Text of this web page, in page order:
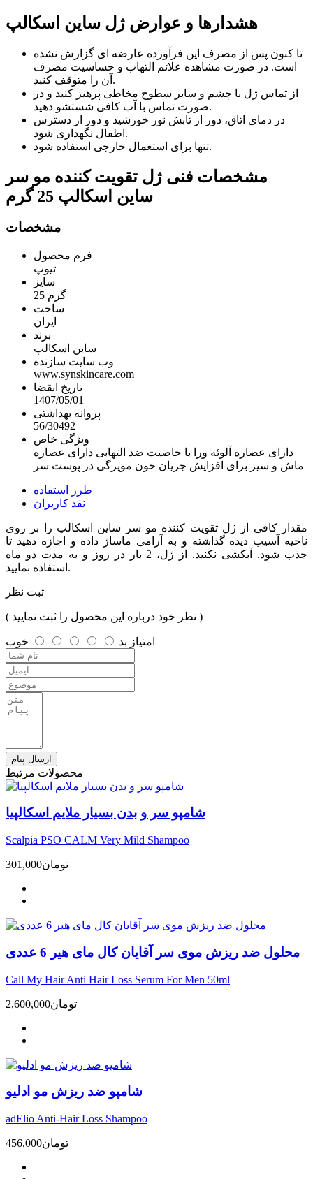
هشدارها و عوارض ژل ساین اسکالپ
تا کنون پس از مصرف این فرآورده عارضه ای گزارش نشده
است. در صورت مشاهده علائم التهاب و حساسیت مصرف
آن را متوقف کنید.
از تماس ژل با چشم و سایر سطوح مخاطی پرهیز کنید و در
صورت تماس با آب کافی شستشو دهید.
در دمای اتاق، دور از تابش نور خورشید و دور از دسترس
اطفال نگهداری شود.
تنها برای استعمال خارجی استفاده شود.
مشخصات فنی ژل تقویت کننده مو سر
ساین اسکالپ 25 گرم
مشخصات
فرم محصول
تیوپ
سایز
25 گرم
ساخت
ایران
برند
ساین اسکالپ
وب سایت سازنده
www.synskincare.com
تاریخ انقضا
1407/05/01
پروانه بهداشتی
56/30492
ویژگی خاص
دارای عصاره آلوئه ورا با خاصیت ضد التهابی دارای عصاره
ماش و سیر برای افزایش جریان خون مویرگی در پوست سر
طرز استفاده
نقد کاربران
مقدار کافی از ژل تقویت کننده مو سر ساین اسکالپ را بر روی
ناحیه آسیب دیده گذاشته و به آرامی ماساژ داده و اجازه دهید تا
جذب شود. آبکشی نکنید. از ژل، 2 بار در روز و به مدت دو ماه
استفاده نمایید.
ثبت نظر
( نظر خود درباره این محصول را ثبت نمایید )
امتیاز بد خوب
ارسال پیام
محصولات مرتبط
شامپو سر و بدن بسیار ملایم اسکالپیا
Scalpia PSO CALM Very Mild Shampoo
301,000تومان
محلول ضد ریزش موى سر آقایان کال مای هیر 6 عددی
Call My Hair Anti Hair Loss Serum For Men 50ml
2,600,000تومان
شامپو ضد ریزش مو ادلیو
adElio Anti-Hair Loss Shampoo
456,000تومان